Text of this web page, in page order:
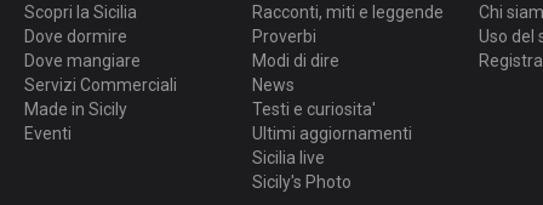
Scopri la Sicilia
Dove dormire
Dove mangiare
Servizi Commerciali
Made in Sicily
Eventi
Racconti, miti e leggende
Proverbi
Modi di dire
News
Testi e curiosita'
Ultimi aggiornamenti
Sicilia live
Sicily's Photo
Chi
Uso del